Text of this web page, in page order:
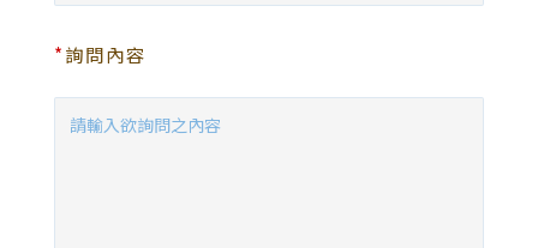
*詢問內容